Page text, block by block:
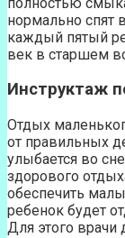
нормально спят
каждый пятый
век в старшем
Инструктаж
Отдых
от правильных
улыбается во
здорового
обеспечить
ребенок будет
Для этого